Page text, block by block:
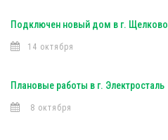
Подключен новый дом в г. Щелково
14 октября
Плановые работы в г. Электросталь
8 октября